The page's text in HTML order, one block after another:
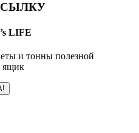
LIFE
и тонны полезной
ящик